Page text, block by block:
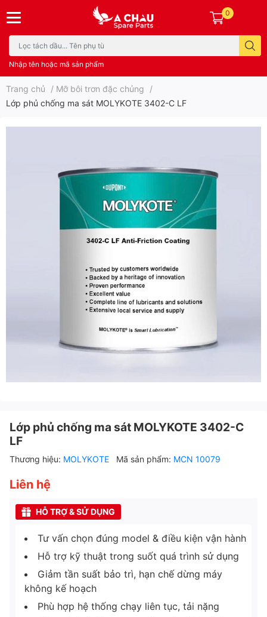
Nhập tên hoặc mã sản phẩm
0
Trang chủ / Mỡ bôi trơn đặc chủng
/
Lớp phủ chống ma sát MOLYKOTE 3402-C LF
Lớp phủ chống ma sát MOLYKOTE 3402-C
LF
Thương hiệu: MOLYKOTE Mã sản phẩm: MCN 10079
Liên hệ
HỖ TRỢ & SỬ DỤNG
Tư vấn chọn đúng model & điều kiện vận hành
Hỗ trợ kỹ thuật trong suốt quá trình sử dụng
Giảm tần suất bảo trì, hạn chế dừng máy
không kế hoạch
Phù hợp hệ thống chạy liên tục, tải nặng